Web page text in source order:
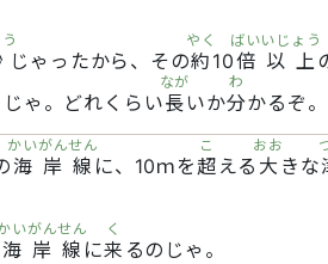
じゃったから、その約
やく
10倍
ばい
以上
いじょう
ゃ。どれくらい長
なが
いか分
わ
かるぞ。
海岸線
かいがんせん
に、10ｍを超
こ
える 大
おお
きな
海岸線
いがんせん
に来
く
るのじゃ。